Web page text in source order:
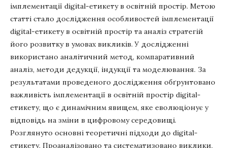
імплементації digital-етикету в освітній простір. Метою
статті стало дослідження особливостей імплементації
digital-етикету в освітній простір та аналіз стратегій
його розвитку в умовах викликів. У дослідженні
використано аналітичний метод, компаративний
аналіз, методи дедукції, індукції та моделювання. За
результатами проведеного дослідження обґрунтовано
важливість імплементації в освітній простір digital-
етикету, що є динамічним явищем, яке еволюціонує у
відповідь на зміни в цифровому середовищі.
Розглянуто основні теоретичні підходи до digital-
етикету. Проаналізовано та систематизовано виклики,